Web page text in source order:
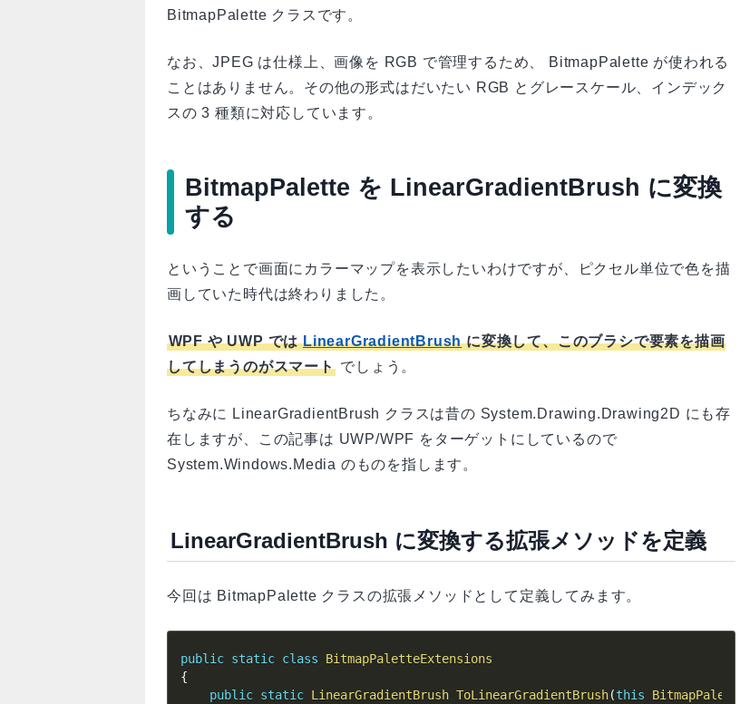
BitmapPalette クラスです。
なお、JPEG は仕様上、画像を RGB で管理するため、 BitmapPalette が使われる
ことはありません。その他の形式はだいたい RGB とグレースケール、インデック
スの 3 種類に対応しています。
BitmapPalette を LinearGradientBrush に変換
する
ということで画面にカラーマップを表示したいわけですが、ピクセル単位で色を描
画していた時代は終わりました。
WPF や UWP ではLinearGradientBrushに変換して、このブラシで要素を描画
してしまうのがスマート でしょう。
ちなみに LinearGradientBrush クラスは昔の System.Drawing.Drawing2D にも存
在しますが、この記事は UWP/WPF をターゲットにしているので
System.Windows.Media のものを指します。
LinearGradientBrush に変換する拡張メソッドを定義
今回は BitmapPalette クラスの拡張メソッドとして定義してみます。
public static class
BitmapPaletteExtensions
{
public static LinearGradientBrush ToLinearGradientBrush(this BitmapPalette